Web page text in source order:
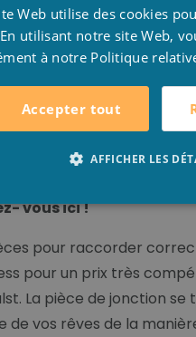
en PVC d'une très
vous ici !
pour raccorder
pour un prix très
La pièce de jonction
de vos rêves de la
Web utilise des cookies
utilisant notre site Web,
à notre Politique
Accepter tout
AFFICHER LES